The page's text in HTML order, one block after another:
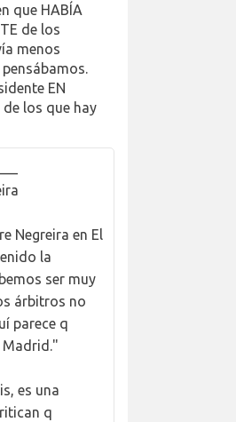
que HABÍA
de los
menos
EN
los que hay
Negreira en El
la
ser muy
árbitros no
parece q
Madrid."
es una
q